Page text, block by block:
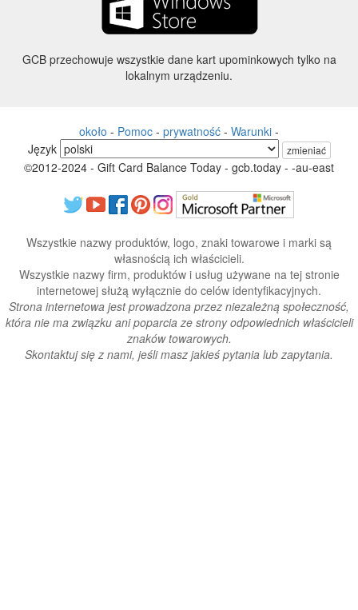
GCB przechowuje wszystkie dane kart upominkowych tylko na
lokalnym urządzeniu.
około - Pomoc - prywatność - Warunki -
Język
zmieniać
©2012-2024 - Gift Card Balance Today - gcb.today - -au-east
Wszystkie nazwy produktów, logo, znaki towarowe i marki są
własnością ich właścicieli.
Wszystkie nazwy firm, produktów i usług używane na tej stronie
internetowej służą wyłącznie do celów identyfikacyjnych.
Strona internetowa jest prowadzona przez niezależną społeczność,
która nie ma związku ani poparcia ze strony odpowiednich właścicieli
znaków towarowych.
Skontaktuj się z nami, jeśli masz jakieś pytania lub zapytania.